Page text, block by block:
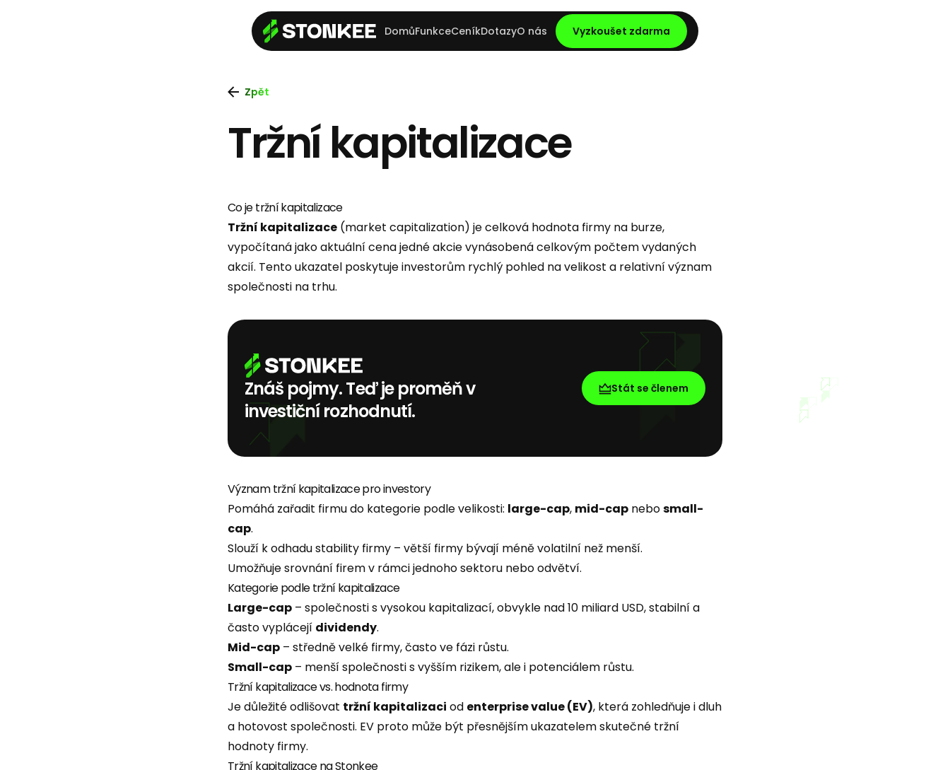
DomůFunkceCeníkDotazyO nás Vyzkoušet zdarma
Zpět
Tržní kapitalizace
Co je tržní kapitalizace
Tržní kapitalizace (market capitalization) je celková hodnota firmy na burze,
vypočítaná jako aktuální cena jedné akcie vynásobená celkovým počtem vydaných
akcií. Tento ukazatel poskytuje investorům rychlý pohled na velikost a relativní význam
společnosti na trhu.
Znáš pojmy. Teď je proměň v
investiční rozhodnutí.
Stát se členem
Význam tržní kapitalizace pro investory
Pomáhá zařadit firmu do kategorie podle velikosti: large-cap, mid-cap nebosmall-
cap.
Slouží k odhadu stability firmy – větší firmy bývají méně volatilní než menší.
Umožňuje srovnání firem v rámci jednoho sektoru nebo odvětví.
Kategorie podle tržní kapitalizace
Large-cap – společnosti s vysokou kapitalizací, obvykle nad 10 miliard USD, stabilní a
často vyplácejí dividendy.
Mid-cap – středně velké firmy, často ve fázi růstu.
Small-cap – menší společnosti s vyšším rizikem, ale i potenciálem růstu.
Tržní kapitalizace vs. hodnota firmy
Je důležité odlišovat tržní kapitalizaci od enterprise value (EV), která zohledňuje i dluh
a hotovost společnosti. EV proto může být přesnějším ukazatelem skutečné tržní
hodnoty firmy.
Tržní kapitalizace na Stonkee